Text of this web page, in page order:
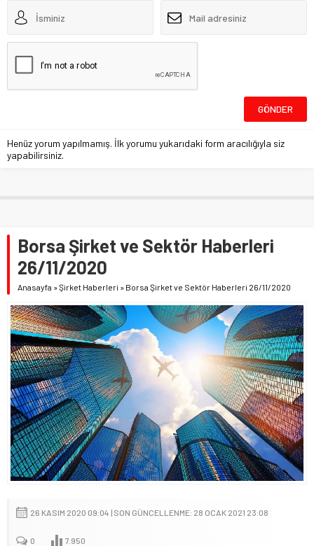
Henüz yorum yapılmamış. İlk yorumu yukarıdaki form aracılığıyla siz
yapabilirsiniz.
Borsa Şirket ve Sektör Haberleri
26/11/2020
Anasayfa »Şirket Haberleri » Borsa Şirket ve Sektör Haberleri 26/11/2020
26 KASIM 2020 09:04 | SON GÜNCELLENME: 28 OCAK 2021 23:08
0 7.950